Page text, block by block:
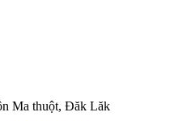
Ma thuột, Đăk Lăk